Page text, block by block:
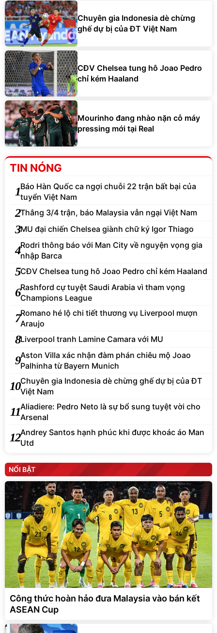
Chuyên gia Indonesia dè chừng
ghế dự bị của ĐT Việt Nam
CĐV Chelsea tung hô Joao Pedro
chỉ kém Haaland
Mourinho đang nhào nặn cỗ máy
pressing mới tại Real
TIN NÓNG
1Báo Hàn Quốc ca ngợi chuỗi 22 trận bất bại của
tuyển Việt Nam
2Thắng 3/4 trận, báo Malaysia vẫn ngại Việt Nam
3MU đại chiến Chelsea giành chữ ký Igor Thiago
4Rodri thông báo với Man City về nguyện vọng gia
nhập Barca
5CĐV Chelsea tung hô Joao Pedro chỉ kém Haaland
6Rashford cự tuyệt Saudi Arabia vì tham vọng
Champions League
7Romano hé lộ chi tiết thương vụ Liverpool mượn
Araujo
8Liverpool tranh Lamine Camara với MU
9Aston Villa xác nhận đàm phán chiêu mộ Joao
Palhinha từ Bayern Munich
10Chuyên gia Indonesia dè chừng ghế dự bị của ĐT
Việt Nam
11Aliadiere: Pedro Neto là sự bổ sung tuyệt vời cho
Arsenal
12Andrey Santos hạnh phúc khi được khoác áo Man
Utd
NỔI BẬT
Công thức hoàn hảo đưa Malaysia vào bán kết
ASEAN Cup